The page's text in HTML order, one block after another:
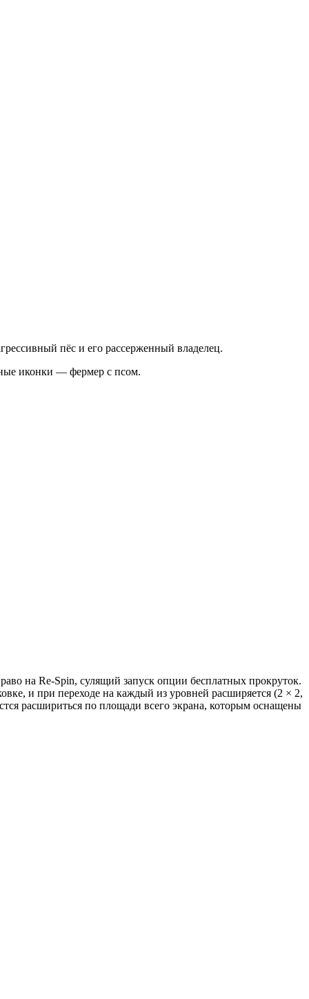
пёс и его рассерженный владелец.
иконки — фермер с псом.
на Re-Spin, сулящий запуск опции бесплатных прокруток.
и при переходе на каждый из уровней расширяется (2 × 2,
расшириться по площади всего экрана, которым оснащены